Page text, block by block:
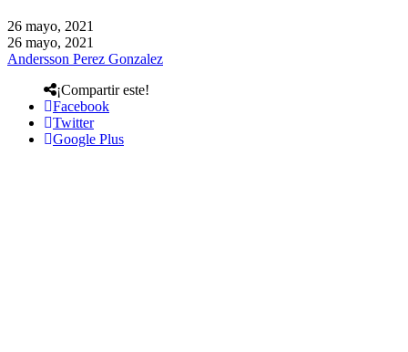
26 mayo, 2021
26 mayo, 2021
Andersson Perez Gonzalez
¡Compartir este!
Facebook
Twitter
Google Plus